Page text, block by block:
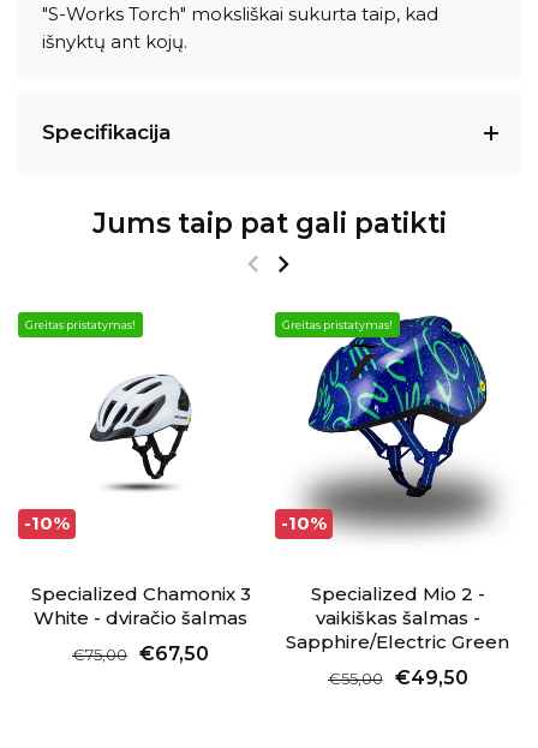
"S-Works Torch" moksliškai sukurta taip, kad
išnyktų ant kojų.
Specifikacija
Jums taip pat gali patikti
-10%
Greitas pristatymas!
Specialized Chamonix 3
White - dviračio šalmas
€75,00 €67,50
-10%
Greitas pristatymas!
Specialized Mio 2 -
vaikiškas šalmas -
Sapphire/Electric Green
€55,00 €49,50